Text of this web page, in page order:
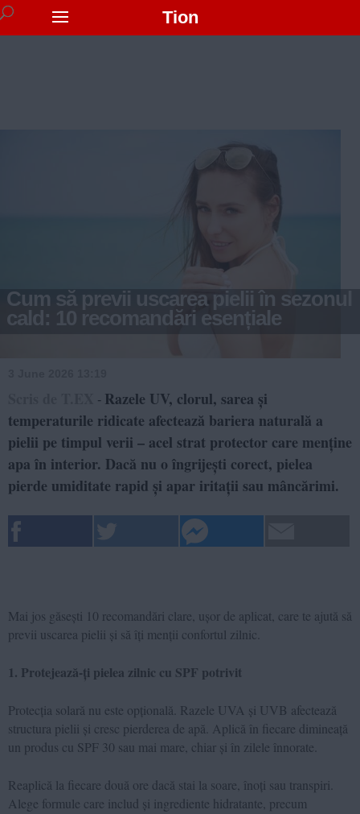
Tion
Cum să previi uscarea pielii în sezonul
cald: 10 recomandări esențiale
- Razele UV, clorul, sarea și
temperaturile ridicate afectează bariera naturală a
pielii pe timpul verii – acel strat protector care menține
apa în interior. Dacă nu o îngrijești corect, pielea
pierde umiditate rapid și apar iritații sau mâncărimi.
Mai jos găsești 10 recomandări clare, ușor de aplicat, care te ajută să
previi uscarea pielii și să îți menții confortul zilnic.
1. Protejează-ți pielea zilnic cu SPF potrivit
Protecția solară nu este opțională. Razele UVA și UVB afectează
structura pielii și cresc pierderea de apă. Aplică în fiecare dimineață
un produs cu SPF 30 sau mai mare, chiar și în zilele înnorate.
Reaplică la fiecare două ore dacă stai la soare, înoți sau transpiri.
Alege formule care includ și ingrediente hidratante, precum